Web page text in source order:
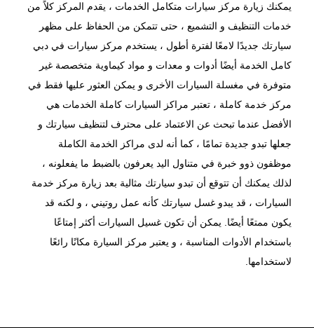
يمكنك زيارة مركز سيارات متكامل الخدمات ، يقدم المركز كلاً من
خدمات التنظيف و التشميع ، حتى تتمكن من الحفاظ على مظهر
سيارتك جديدًا لامعًا لفترة أطول ، يستخدم مركز سيارات في دبي
كامل الخدمة أيضًا أدوات و معدات و مواد كيماوية متخصصة غير
متوفرة في مغسلة السيارات الأخرى و يمكن العثور عليها فقط في
مركز خدمة كاملة ، تعتبر مراكز السيارات كاملة الخدمات هي
الأفضل عندما تبحث عن الاعتماد على محترف لتنظيف سيارتك و
جعلها تبدو جديدة تمامًا ، كما أنه لدى مراكز الخدمة الكاملة
موظفون ذوو خبرة في متناول اليد يعرفون بالضبط ما يفعلونه ،
لذلك يمكنك أن تتوقع أن تبدو سيارتك مثالية بعد زيارة مركز خدمة
السيارات ، قد يبدو غسل سيارتك كأنه عمل روتيني ، و لكنه قد
يكون ممتعًا أيضًا. يمكن أن تكون غسيل السيارات أكثر إمتاعًا
باستخدام الأدوات المناسبة ، و يعتبر مركز السيارة مكانًا رائعًا
لاستخدامها.